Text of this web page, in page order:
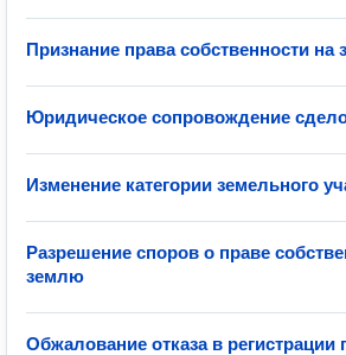
Признание права собственности на
Юридическое сопровождение
Изменение категории земельного
Разрешение споров о праве
землю
Обжалование отказа в регистрации